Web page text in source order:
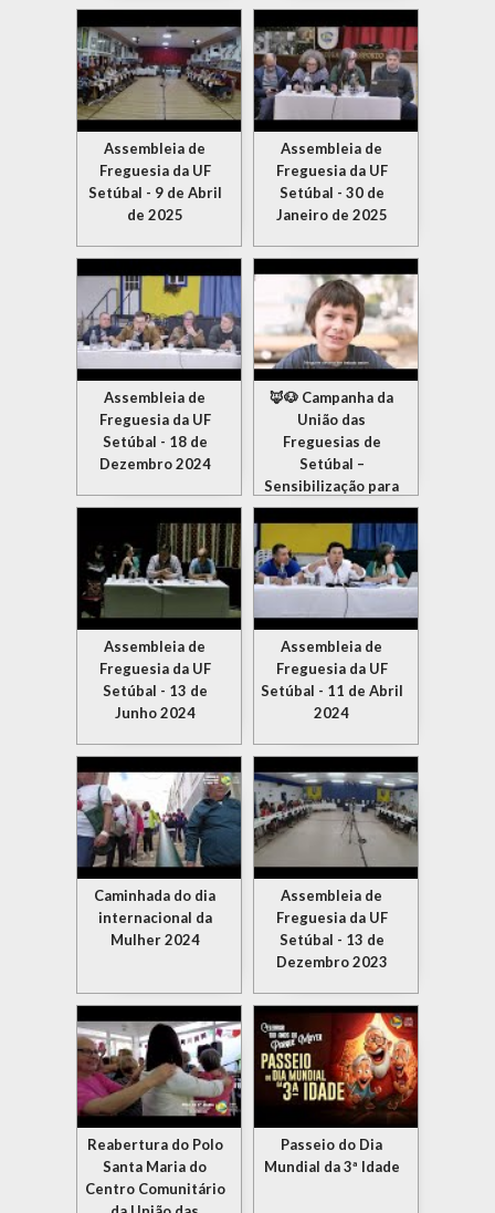
Assembleia de
Freguesia da UF
Setúbal - 9 de Abril
de 2025
Assembleia de
Freguesia da UF
Setúbal - 30 de
Janeiro de 2025
Assembleia de
Freguesia da UF
Setúbal - 18 de
Dezembro 2024
🦊🐶 Campanha da
União das
Freguesias de
Setúbal –
Sensibilização para
o não abandono de
animais 🦊🐶
Assembleia de
Freguesia da UF
Setúbal - 13 de
Junho 2024
Assembleia de
Freguesia da UF
Setúbal - 11 de Abril
2024
Caminhada do dia
internacional da
Mulher 2024
Assembleia de
Freguesia da UF
Setúbal - 13 de
Dezembro 2023
Reabertura do Polo
Santa Maria do
Centro Comunitário
Passeio do Dia
Mundial da 3ª Idade